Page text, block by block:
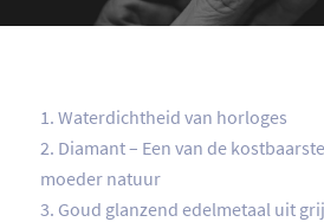
1. Waterdichtheid van horloges
2. Diamant – Een van de
moeder natuur
3. Goud glanzend edelmetaal uit